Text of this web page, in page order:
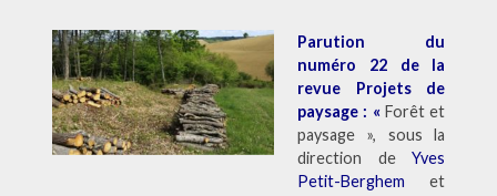
Parution du
numéro 22 de la
revue Projets de
paysage : « Forêt et
paysage », sous la
direction deYves
Petit-Berghem et